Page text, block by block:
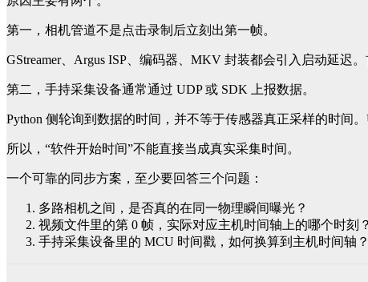
第一，相机管道不是点击录制后立刻出第一帧。
GStreamer、Argus ISP、编码器、MKV 封装都会引入启动延迟
第二，手持采集设备通常通过 UDP 或 SDK 上报数据。
Python 侧轮询到数据的时间，并不等于传感器真正采样的时间
所以，“软件开始时间”不能直接当成真实采集时间。
一个可靠的同步方案，至少要回答三个问题：
多路相机之间，是否真的在同一物理瞬间曝光？
视频文件里的第 0 帧，实际对应主机时间轴上的哪个时刻？
手持采集设备里的 MCU 时间戳，如何换算到主机时间轴？